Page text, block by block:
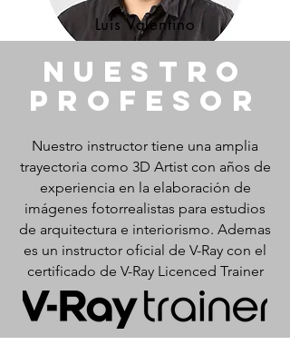
Luis Valentino
nuestro
profesor
Nuestro instructor tiene una amplia
trayectoria como 3D Artist con años de
experiencia en la elaboración de
imágenes fotorrealistas para estudios
de arquitectura e interiorismo. Ademas
es un instructor oficial de V-Ray con el
certificado de V-Ray Licenced Trainer